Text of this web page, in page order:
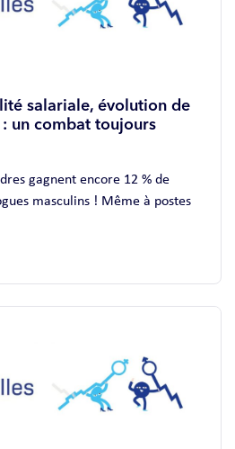
salariale, évolution de
un combat toujours
gagnent encore 12 % de
masculins ! Même à postes